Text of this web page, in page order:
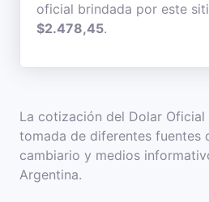
oficial brindada por este
$2.478,45.
La cotización del Dolar
tomada de diferentes fuentes
cambiario y medios
Argentina.